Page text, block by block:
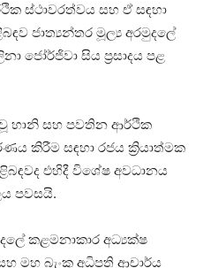
ස්ථාවරත්වය සහ ඒ සඳහා
ජාත්‍යන්තර මූල්‍ය අරමුදලේ
ජෝර්ජිවා සිය ප්‍රසාදය පළ
හානි සහ පවතින ආර්ථික
කිරීම සඳහා රජය ක්‍රියාත්මක
එහිදී විශේෂ අවධානය
පවසයි.
කළමනාකාර අධ්‍යක්ෂ
මහ බැංකු අධිපති ආචාර්ය